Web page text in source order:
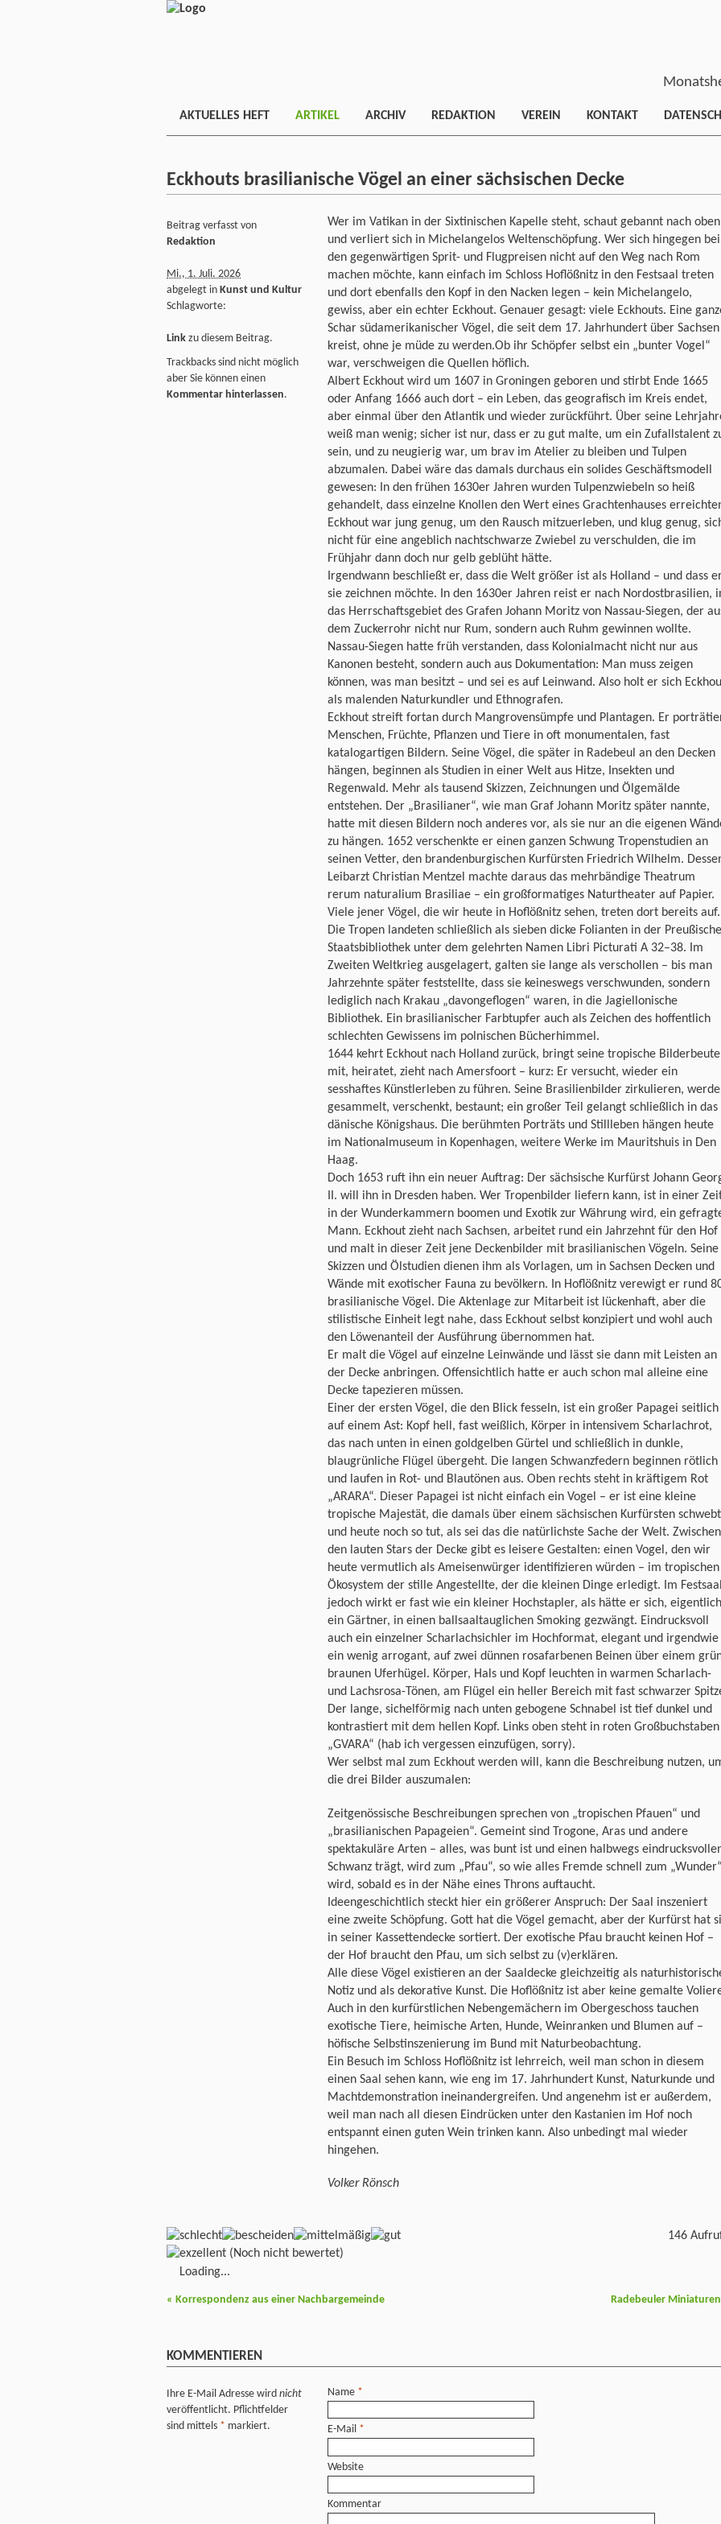
AKTUELLES HEFT ARTIKEL ARCHIV REDAKTION VEREIN KONTAKT
Eckhouts brasilianische Vögel an einer sächsischen Decke
Wer im Vatikan in der Sixtinischen Kapelle steht, schaut gebannt nach oben
und verliert sich in Michelangelos Weltenschöpfung. Wer sich hingegen bei
den gegenwärtigen Sprit- und Flugpreisen nicht auf den Weg nach Rom
machen möchte, kann einfach im Schloss Hoflößnitz in den Festsaal treten
und dort ebenfalls den Kopf in den Nacken legen – kein Michelangelo,
gewiss, aber ein echter Eckhout. Genauer gesagt: viele Eckhouts. Eine
Schar südamerikanischer Vögel, die seit dem 17. Jahrhundert über Sachsen
kreist, ohne je müde zu werden.Ob ihr Schöpfer selbst ein „bunter Vogel“
war, verschweigen die Quellen höflich.
Albert Eckhout wird um 1607 in Groningen geboren und stirbt Ende 1665
oder Anfang 1666 auch dort – ein Leben, das geografisch im Kreis endet,
aber einmal über den Atlantik und wieder zurückführt. Über seine
weiß man wenig; sicher ist nur, dass er zu gut malte, um ein Zufallstalent
sein, und zu neugierig war, um brav im Atelier zu bleiben und Tulpen
abzumalen. Dabei wäre das damals durchaus ein solides Geschäftsmodell
gewesen: In den frühen 1630er Jahren wurden Tulpenzwiebeln so heiß
gehandelt, dass einzelne Knollen den Wert eines Grachtenhauses
Eckhout war jung genug, um den Rausch mitzuerleben, und klug genug,
nicht für eine angeblich nachtschwarze Zwiebel zu verschulden, die im
Frühjahr dann doch nur gelb geblüht hätte.
Irgendwann beschließt er, dass die Welt größer ist als Holland – und dass
sie zeichnen möchte. In den 1630er Jahren reist er nach Nordostbrasilien,
das Herrschaftsgebiet des Grafen Johann Moritz von Nassau-Siegen, der
dem Zuckerrohr nicht nur Rum, sondern auch Ruhm gewinnen wollte.
Nassau-Siegen hatte früh verstanden, dass Kolonialmacht nicht nur aus
Kanonen besteht, sondern auch aus Dokumentation: Man muss zeigen
können, was man besitzt – und sei es auf Leinwand. Also holt er sich
als malenden Naturkundler und Ethnografen.
Eckhout streift fortan durch Mangrovensümpfe und Plantagen. Er
Menschen, Früchte, Pflanzen und Tiere in oft monumentalen, fast
katalogartigen Bildern. Seine Vögel, die später in Radebeul an den Decken
hängen, beginnen als Studien in einer Welt aus Hitze, Insekten und
Regenwald. Mehr als tausend Skizzen, Zeichnungen und Ölgemälde
entstehen. Der „Brasilianer“, wie man Graf Johann Moritz später nannte,
hatte mit diesen Bildern noch anderes vor, als sie nur an die eigenen
zu hängen. 1652 verschenkte er einen ganzen Schwung Tropenstudien an
seinen Vetter, den brandenburgischen Kurfürsten Friedrich Wilhelm.
Leibarzt Christian Mentzel machte daraus das mehrbändige Theatrum
rerum naturalium Brasiliae – ein großformatiges Naturtheater auf Papier.
Viele jener Vögel, die wir heute in Hoflößnitz sehen, treten dort bereits auf.
Die Tropen landeten schließlich als sieben dicke Folianten in der
Staatsbibliothek unter dem gelehrten Namen Libri Picturati A 32–38. Im
Zweiten Weltkrieg ausgelagert, galten sie lange als verschollen – bis man
Jahrzehnte später feststellte, dass sie keineswegs verschwunden, sondern
lediglich nach Krakau „davongeflogen“ waren, in die Jagiellonische
Bibliothek. Ein brasilianischer Farbtupfer auch als Zeichen des hoffentlich
schlechten Gewissens im polnischen Bücherhimmel.
1644 kehrt Eckhout nach Holland zurück, bringt seine tropische Bilderbeute
mit, heiratet, zieht nach Amersfoort – kurz: Er versucht, wieder ein
sesshaftes Künstlerleben zu führen. Seine Brasilienbilder zirkulieren,
gesammelt, verschenkt, bestaunt; ein großer Teil gelangt schließlich in das
dänische Königshaus. Die berühmten Porträts und Stillleben hängen heute
im Nationalmuseum in Kopenhagen, weitere Werke im Mauritshuis in Den
Haag.
Doch 1653 ruft ihn ein neuer Auftrag: Der sächsische Kurfürst Johann
II. will ihn in Dresden haben. Wer Tropenbilder liefern kann, ist in einer
in der Wunderkammern boomen und Exotik zur Währung wird, ein
Mann. Eckhout zieht nach Sachsen, arbeitet rund ein Jahrzehnt für den Hof
und malt in dieser Zeit jene Deckenbilder mit brasilianischen Vögeln. Seine
Skizzen und Ölstudien dienen ihm als Vorlagen, um in Sachsen Decken und
Wände mit exotischer Fauna zu bevölkern. In Hoflößnitz verewigt er rund
brasilianische Vögel. Die Aktenlage zur Mitarbeit ist lückenhaft, aber die
stilistische Einheit legt nahe, dass Eckhout selbst konzipiert und wohl auch
den Löwenanteil der Ausführung übernommen hat.
Er malt die Vögel auf einzelne Leinwände und lässt sie dann mit Leisten an
der Decke anbringen. Offensichtlich hatte er auch schon mal alleine eine
Decke tapezieren müssen.
Einer der ersten Vögel, die den Blick fesseln, ist ein großer Papagei seitlich
auf einem Ast: Kopf hell, fast weißlich, Körper in intensivem Scharlachrot,
das nach unten in einen goldgelben Gürtel und schließlich in dunkle,
blaugrünliche Flügel übergeht. Die langen Schwanzfedern beginnen rötlich
und laufen in Rot- und Blautönen aus. Oben rechts steht in kräftigem Rot
„ARARA“. Dieser Papagei ist nicht einfach ein Vogel – er ist eine kleine
tropische Majestät, die damals über einem sächsischen Kurfürsten
und heute noch so tut, als sei das die natürlichste Sache der Welt. Zwischen
den lauten Stars der Decke gibt es leisere Gestalten: einen Vogel, den wir
heute vermutlich als Ameisenwürger identifizieren würden – im tropischen
Ökosystem der stille Angestellte, der die kleinen Dinge erledigt. Im Festsaal
jedoch wirkt er fast wie ein kleiner Hochstapler, als hätte er sich, eigentlich
ein Gärtner, in einen ballsaaltauglichen Smoking gezwängt. Eindrucksvoll
auch ein einzelner Scharlachsichler im Hochformat, elegant und irgendwie
ein wenig arrogant, auf zwei dünnen rosafarbenen Beinen über einem
braunen Uferhügel. Körper, Hals und Kopf leuchten in warmen Scharlach-
und Lachsrosa-Tönen, am Flügel ein heller Bereich mit fast schwarzer
Der lange, sichelförmig nach unten gebogene Schnabel ist tief dunkel und
kontrastiert mit dem hellen Kopf. Links oben steht in roten Großbuchstaben
„GVARA“ (hab ich vergessen einzufügen, sorry).
Wer selbst mal zum Eckhout werden will, kann die Beschreibung nutzen,
die drei Bilder auszumalen:
Zeitgenössische Beschreibungen sprechen von „tropischen Pfauen“ und
„brasilianischen Papageien“. Gemeint sind Trogone, Aras und andere
spektakuläre Arten – alles, was bunt ist und einen halbwegs
Schwanz trägt, wird zum „Pfau“, so wie alles Fremde schnell zum „Wunder“
wird, sobald es in der Nähe eines Throns auftaucht.
Ideengeschichtlich steckt hier ein größerer Anspruch: Der Saal inszeniert
eine zweite Schöpfung. Gott hat die Vögel gemacht, aber der Kurfürst hat
in seiner Kassettendecke sortiert. Der exotische Pfau braucht keinen Hof –
der Hof braucht den Pfau, um sich selbst zu (v)erklären.
Alle diese Vögel existieren an der Saaldecke gleichzeitig als
Notiz und als dekorative Kunst. Die Hoflößnitz ist aber keine gemalte
Auch in den kurfürstlichen Nebengemächern im Obergeschoss tauchen
exotische Tiere, heimische Arten, Hunde, Weinranken und Blumen auf –
höfische Selbstinszenierung im Bund mit Naturbeobachtung.
Ein Besuch im Schloss Hoflößnitz ist lehrreich, weil man schon in diesem
einen Saal sehen kann, wie eng im 17. Jahrhundert Kunst, Naturkunde und
Machtdemonstration ineinandergreifen. Und angenehm ist er außerdem,
weil man nach all diesen Eindrücken unter den Kastanien im Hof noch
entspannt einen guten Wein trinken kann. Also unbedingt mal wieder
hingehen.
Volker Rönsch
Beitrag verfasst von
Redaktion
Mi., 1. Juli. 2026
abgelegt in Kunst und Kultur
Schlagworte:
Link zu diesem Beitrag.
Trackbacks sind nicht möglich
aber Sie können einen
Kommentar hinterlassen.
(Noch nicht bewertet)
Loading...
146
« Korrespondenz aus einer Nachbargemeinde Radebeuler Miniaturen
KOMMENTIEREN
Ihre E-Mail Adresse wird nicht
veröffentlicht. Pflichtfelder
sind mittels * markiert.
Name *
E-Mail *
Website
Kommentar